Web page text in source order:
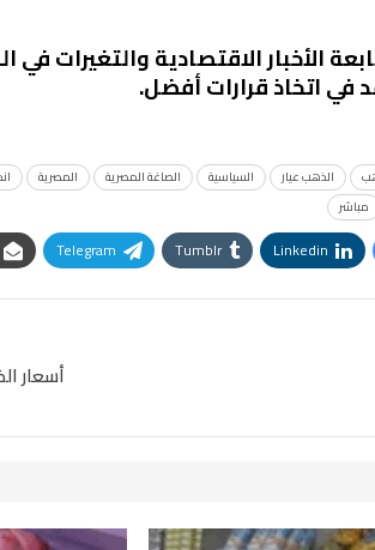
الأخبار الاقتصادية والتغيرات
في اتخاذ قرارات أفضل.
الذهب عيار السياسية الصاغة المصرية المصرية
مباشر
Linkedin
Tumblr
Telegram
أسعار الذهب